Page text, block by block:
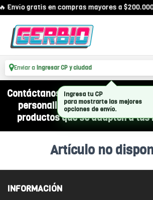
Envío gratis en compras mayores a
Enviar a Ingresar CP y ciudad
Contáctanos por WhatsApp y
personalizado para equipar a
productos que se adapten a tus
Artículo no
INFORMACIÓN
Ingresa tu CP
para mostrarte las mejores
opciones de envío.